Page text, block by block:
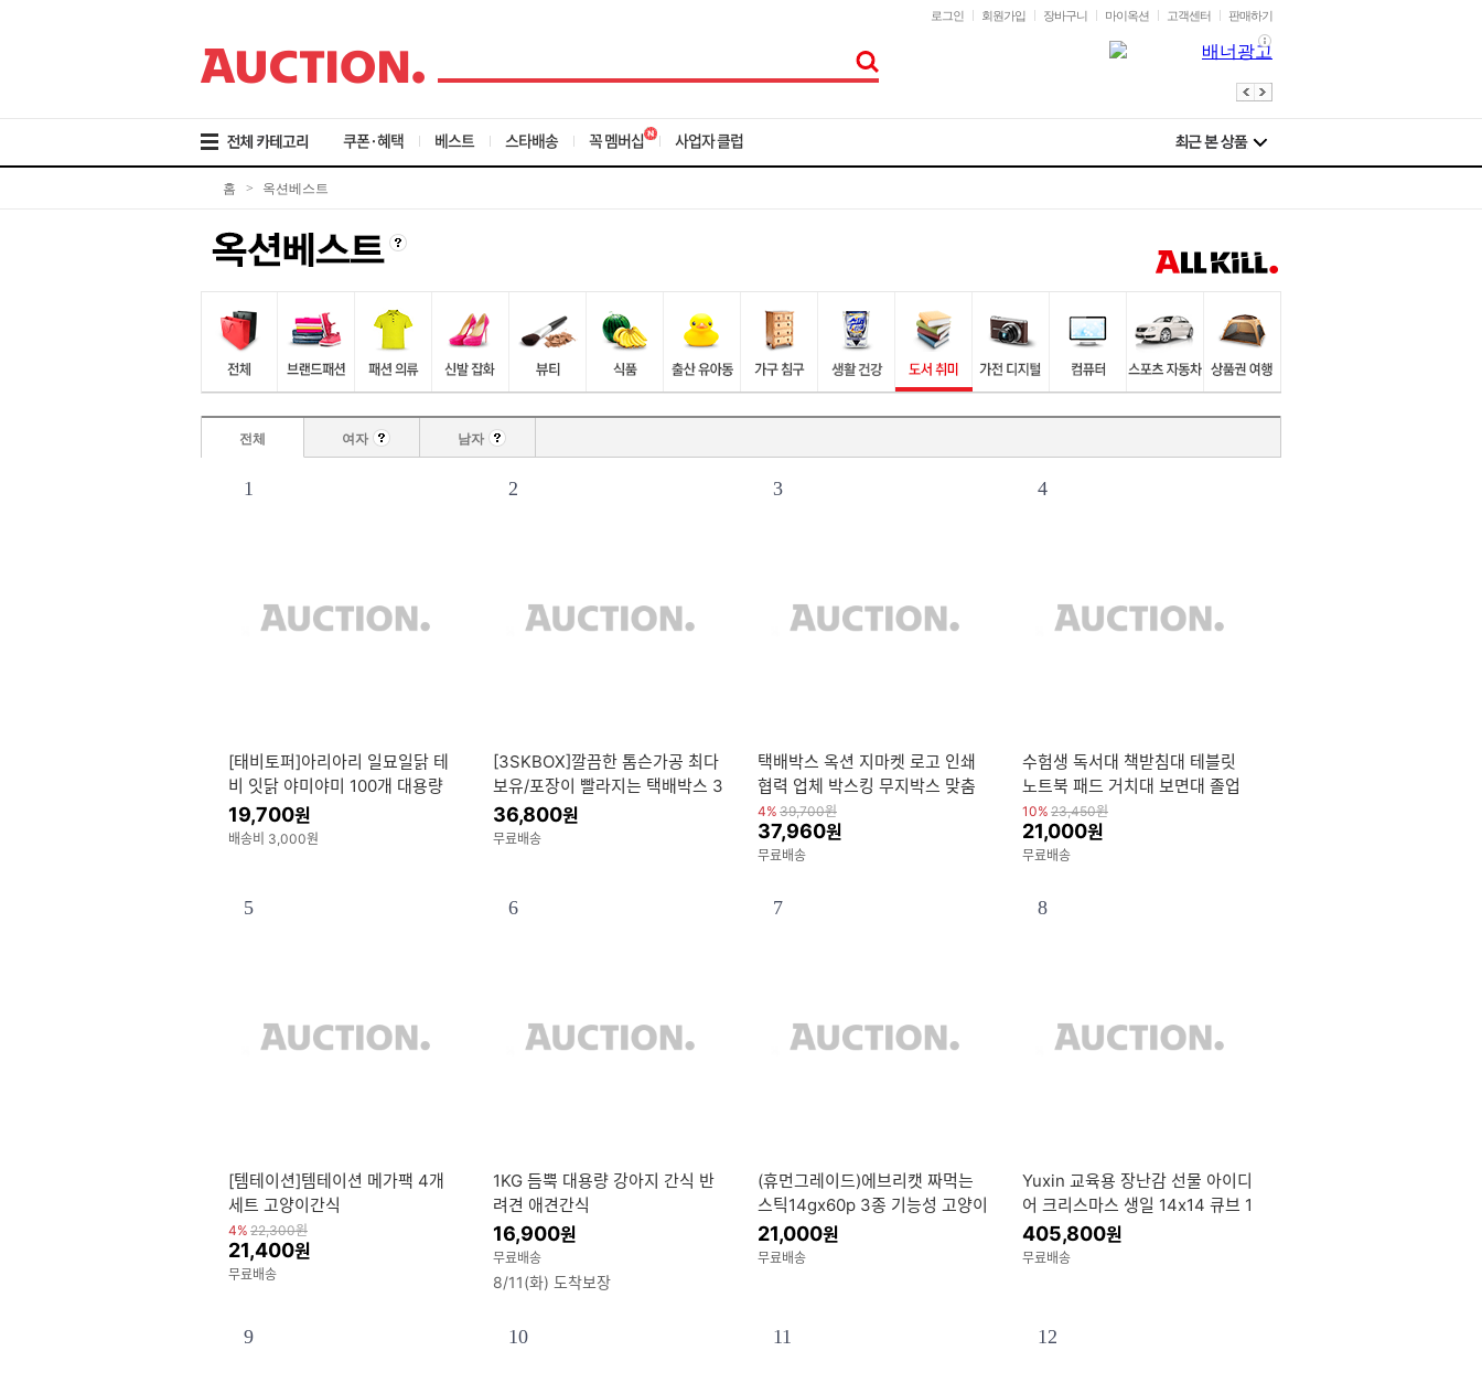
로
가
로
가
로
가
로그인 회원가입 장바구니 마이옥션 고객센터 판매하기
쿠폰·혜택 베스트 스타배송 꼭 멤버십 사업자 클럽
홈 > 옥션베스트
전체 여자 남자
1
[태비토퍼]아리아리 일묘일닭 테
비 잇닭 야미야미 100개 대용량
닭가슴살 고양이간식 모음전
19,700원
배송비 3,000원
2
[3SKBOX]깔끔한 톰슨가공 최다
보유/포장이 빨라지는 택배박스 3
sk 더 좋은 박스
36,800원
무료배송
3
택배박스 옥션 지마켓 로고 인쇄
협력 업체 박스킹 무지박스 맞춤
박스
4% 39,700원
37,960원
무료배송
4
수험생 독서대 책받침대 테블릿
노트북 패드 거치대 보면대 졸업
단체 선물
10% 23,450원
21,000원
무료배송
5
[템테이션]템테이션 메가팩 4개
세트 고양이간식
4% 22,300원
21,400원
무료배송
6
1KG 듬뿍 대용량 강아지 간식 반
려견 애견간식
16,900원
무료배송
8/11(화) 도착보장
7
(휴먼그레이드)에브리캣 짜먹는
스틱14gx60p 3종 기능성 고양이
간식 휴먼그레이드
21,000원
무료배송
8
Yuxin 교육용 장난감 선물 아이디
어 크리스마스 생일 14x14 큐브 1
0.3cm 퍼즐
405,800원
무료배송
9 10 11 12